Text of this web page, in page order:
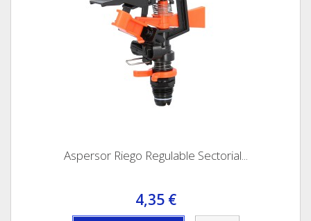
Aspersor Riego Regulable Sectorial...
4,35 €